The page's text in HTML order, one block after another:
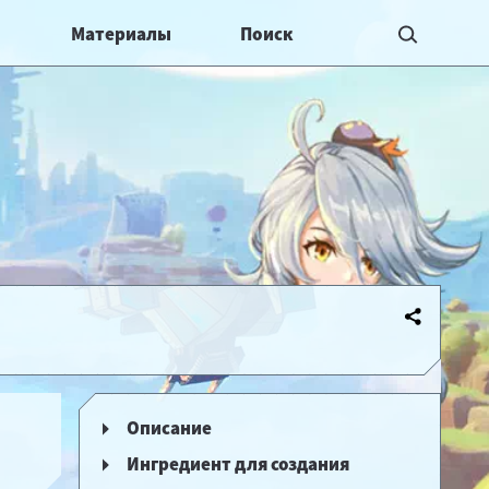
Материалы
Описание
Ингредиент для создания